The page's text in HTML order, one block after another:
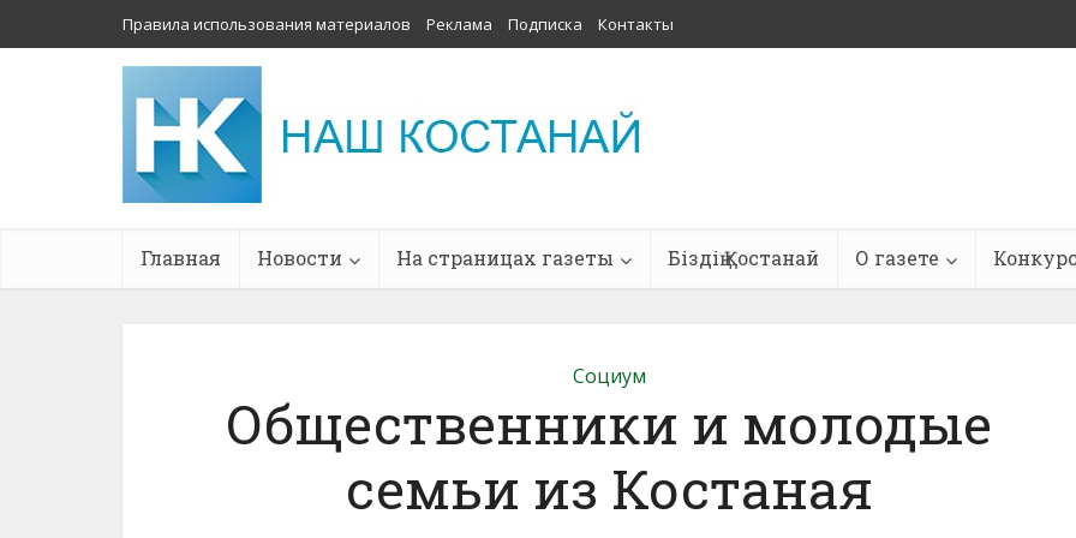
Правила использования материалов Реклама Подписка Контакты
Главная Новости На страницах газеты Біздің Қостанай О газете
Социум
Общественники и молодые
семьи из Костаная